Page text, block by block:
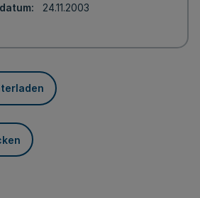
24.11.2003